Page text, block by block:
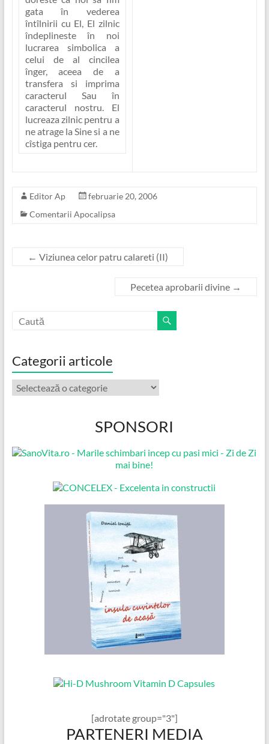
gata în vederea
întîlnirii cu El, El zilnic
îndeplineste în noi
lucrarea simbolica a
celui de al cincilea
înger, aceea de a
transfera si imprima
caracterul Sau în
caracterul nostru . El
lucreaza zilnic pentru a
ne atrage la Sine si a ne
cîstiga pentru cer.
Editor Ap
februarie 20, 2006
Comentarii Apocalipsa
← Viziunea celor patru calareti (II)
Pecetea aprobarii divine →
Categorii articole
Categorii
articole
SPONSORI
[adrotate group="3"]
PARTENERI MEDIA